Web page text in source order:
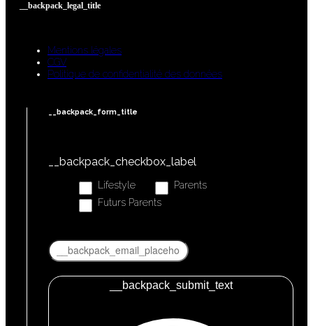
__backpack_legal_title
Mentions légales
CGV
Politique de confidentialité des données
__backpack_form_title
__backpack_checkbox_label
Lifestyle
Parents
Futurs Parents
__backpack_submit_text